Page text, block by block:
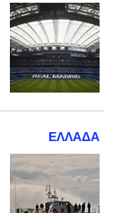
ΕΛΛΑΔΑ